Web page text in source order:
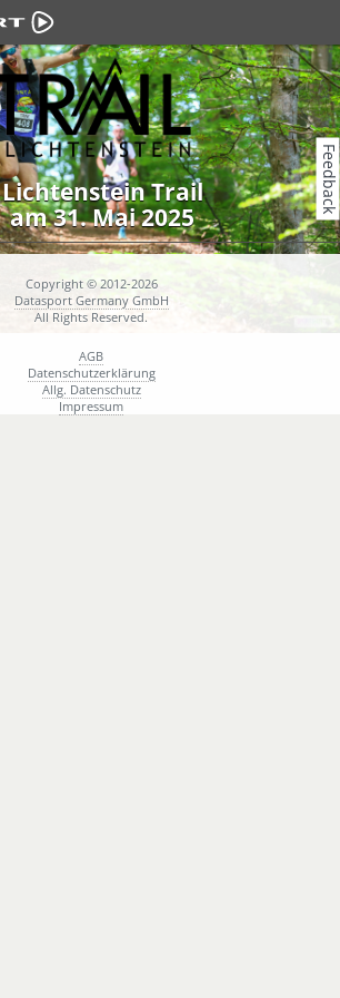
Lichtenstein Trail
am 31. Mai 2025
Copyright © 2012-2026
Datasport Germany GmbH
All Rights Reserved.
AGB
Datenschutzerklärung
Allg. Datenschutz
Impressum
Feedback